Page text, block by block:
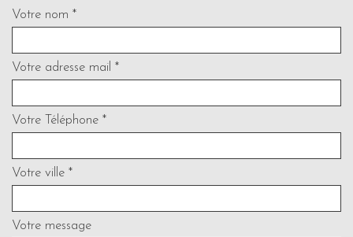
Votre nom *
Votre adresse mail *
Votre Téléphone *
Votre ville *
Votre message